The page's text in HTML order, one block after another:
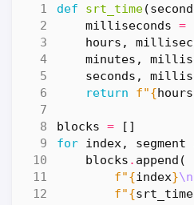
def srt_time(
milliseconds =
hours ,
minutes ,
seconds ,
return
f"{hours
blocks =
[]
for index, segment
blocks . append (
f"{index}\n
f"{srt_time